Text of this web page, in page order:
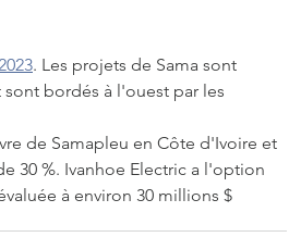
. Les projets de Sama sont
bordés à l'ouest par les
de Samapleu en Côte d'Ivoire et
30 %. Ivanhoe Electric a l'option
à environ 30 millions $